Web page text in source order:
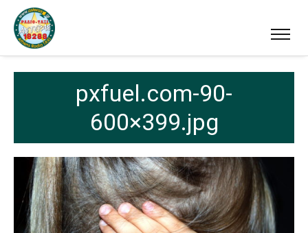
pxfuel.com-90-
600×399.jpg